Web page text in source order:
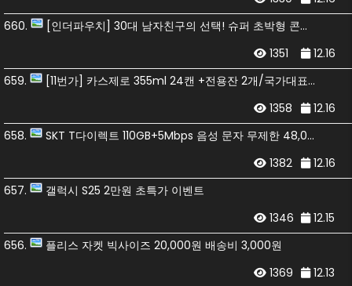
660.
[인더파우치] 30대 남자친구의 선택! 슈퍼 초박형 콘돔 8000원 (한정수량)
1351
12.16
659.
[11번가] 카스제로 355ml 24캔 +전용잔 2개/국가대표 응원패키지 (15,780원/무료)
1358
12.16
658.
SKT T다이렉트 110GB+5Mbps 음성 문자 무제한 48,000원(첫 6개월 네이버페이 33,000원 지급)
1382
12.16
657.
갤럭시 S25 2만원 초특가 이벤트
1346
12.15
656.
플리스 자켓 빅사이즈 20,000원 배송비 3,000원
1369
12.13